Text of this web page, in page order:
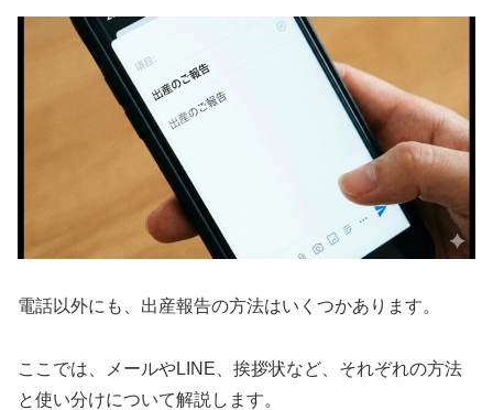
電話以外にも、出産報告の方法はいくつかあります。
ここでは、メールやLINE、挨拶状など、それぞれの方法
と使い分けについて解説します。